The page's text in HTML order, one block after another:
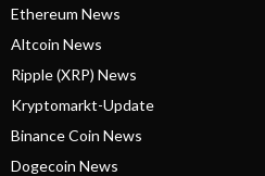
Ethereum News
Altcoin News
Ripple (XRP) News
Kryptomarkt-Update
Binance Coin News
Dogecoin News